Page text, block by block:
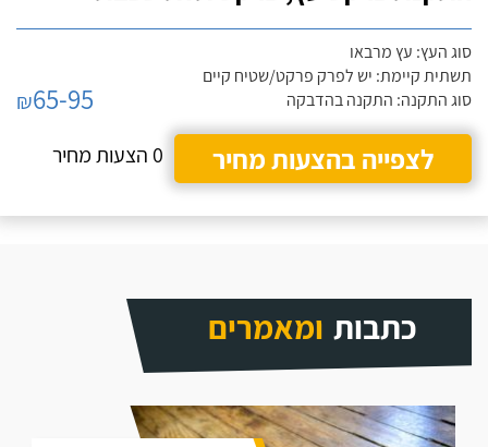
סוג העץ: עץ מרבאו
תשתית קיימת: יש לפרק פרקט/שטיח קיים
סוג התקנה: התקנה בהדבקה
₪65-95
לצפייה בהצעות מחיר
0 הצעות מחיר
כתבות ומאמרים